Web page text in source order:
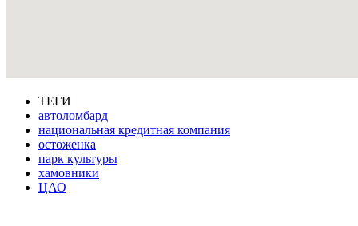
ТЕГИ
автоломбард
национальная кредитная компания
остоженка
парк культуры
хамовники
ЦАО